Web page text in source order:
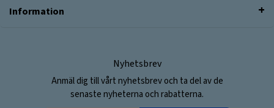
Information
Nyhetsbrev
Anmäl dig till vårt nyhetsbrev och ta del av de
senaste nyheterna och rabatterna.